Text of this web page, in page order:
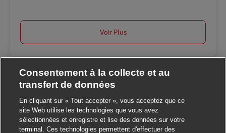
Voir Plus
Consentement à la collecte et au
transfert de données
En cliquant sur « Tout accepter », vous acceptez que ce
site Web utilise les technologies que vous avez
sélectionnées et enregistre et lise des données sur votre
terminal. Ces technologies permettent d'effectuer des